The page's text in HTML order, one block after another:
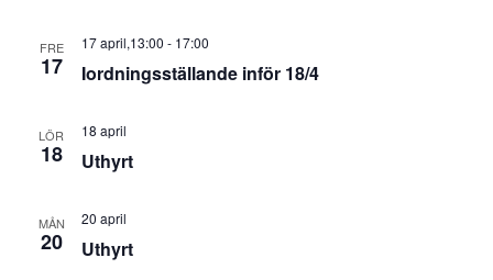
FRE
17 Iordningsställande inför 18/4
17 april,13:00 - 17:00
LÖR
18 Uthyrt
18 april
MÅN
20 Uthyrt
20 april